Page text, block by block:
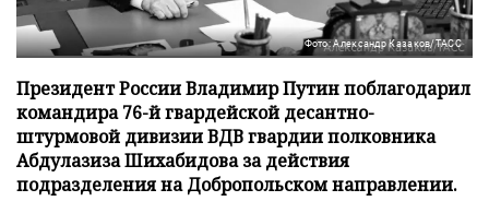
Фото: Александр Казаков/ТАСС
Президент России Владимир Путин поблагодарил
командира 76-й гвардейской десантно-
штурмовой дивизии ВДВ гвардии полковника
Абдулазиза Шихабидова за действия
подразделения на Добропольском направлении.